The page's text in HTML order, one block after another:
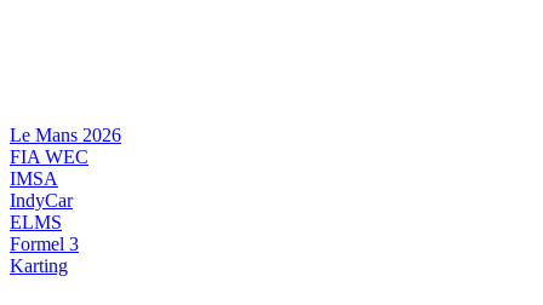
Le Mans 2026
FIA WEC
IMSA
IndyCar
ELMS
Formel 3
Karting